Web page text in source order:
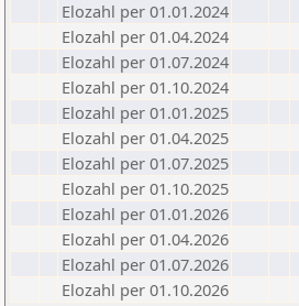
Elozahl per 01.01.2024
Elozahl per 01.04.2024
Elozahl per 01.07.2024
Elozahl per 01.10.2024
Elozahl per 01.01.2025
Elozahl per 01.04.2025
Elozahl per 01.07.2025
Elozahl per 01.10.2025
Elozahl per 01.01.2026
Elozahl per 01.04.2026
Elozahl per 01.07.2026
Elozahl per 01.10.2026